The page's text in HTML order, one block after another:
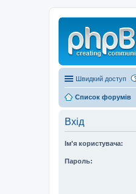
Швидкий доступ
Список форумів
Вхід
Ім'я користувача:
Пароль: